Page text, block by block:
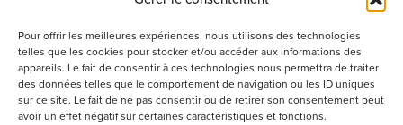
Pour offrir les meilleures expériences, nous utilisons des technologies
telles que les cookies pour stocker et/ou accéder aux informations des
appareils. Le fait de consentir à ces technologies nous permettra de traiter
des données telles que le comportement de navigation ou les ID uniques
sur ce site. Le fait de ne pas consentir ou de retirer son consentement peut
avoir un effet négatif sur certaines caractéristiques et fonctions.
Recrutement
Découvrez nos offres d’emploi ou envoyez votre candidature
spontanée
Postuler